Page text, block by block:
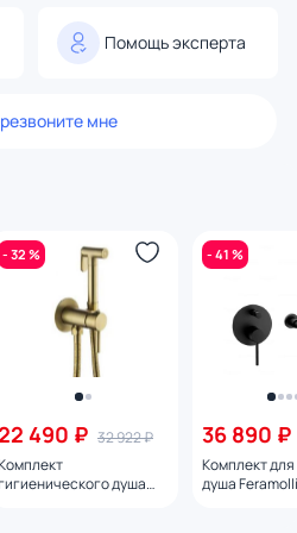
Помощь эксперта
мне
- 32 %
22 490 ₽ 32 922 ₽
душа
- 41 %
36 890 ₽
Комплект
душа